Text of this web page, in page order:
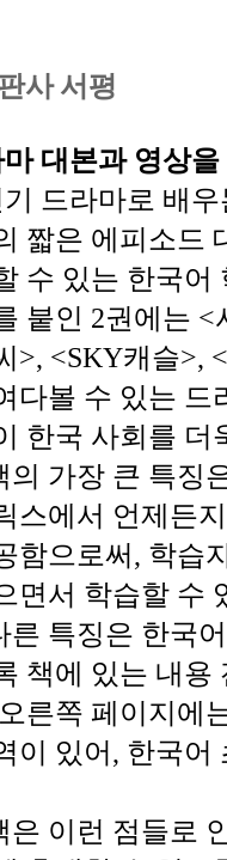
사 서평
대본과 영상을
기 드라마로 배
짧은 에피소드
수 있는 한국어
붙인 2권에는 <
>, <SKY캐슬>,
다볼 수 있는 드
한국 사회를 더
의 가장 큰 특징
스에서 언제든지
함으로써, 학습
면서 학습할 수
른 특징은 한국어
책에 있는 내용
오른쪽 페이지에
이 있어, 한국어
은 이런 점들로